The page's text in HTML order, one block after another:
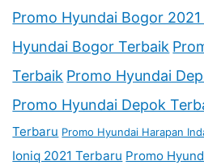
Promo Hyundai Bogor
Hyundai Bogor Terbaik
Terbaik Promo Hyundai
Promo Hyundai Depok
Terbaru Promo Hyundai Harapan
Ioniq 2021 Terbaru Promo